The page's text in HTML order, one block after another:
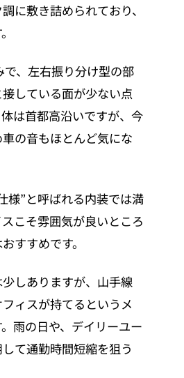
に敷き詰められており、
、左右振り分け型の部
している面が少ない点
は首都高沿いですが、今
の音もほとんど気にな
様”と呼ばれる内装では満
こそ雰囲気が良いところ
すすめです。
しありますが、山手線
ィスが持てるというメ
雨の日や、デイリーユー
て通勤時間短縮を狙う